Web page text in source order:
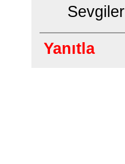
Sevgiler
Yanıtla